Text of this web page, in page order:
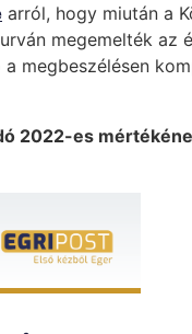
arról, hogy miután a
megemelték az
megbeszélésen
2022-es